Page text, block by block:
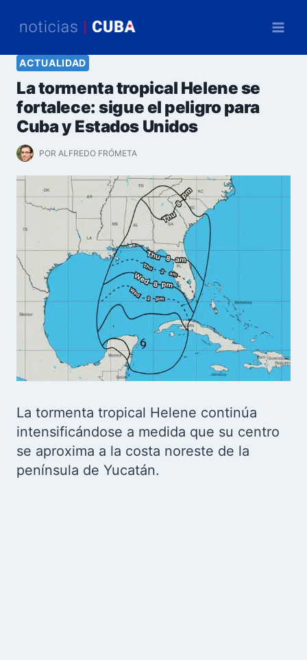
ACTUALIDAD
La tormenta tropical Helene se
fortalece: sigue el peligro para
Cuba y Estados Unidos
POR ALFREDO FRÓMETA
La tormenta tropical Helene continúa
intensificándose a medida que su centro
se aproxima a la costa noreste de la
península de Yucatán.